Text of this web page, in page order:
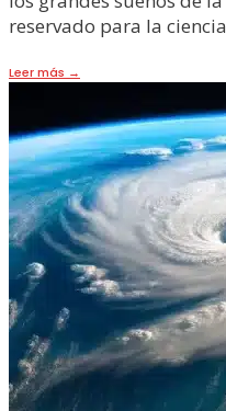
reservado para la ciencia
Leer más →